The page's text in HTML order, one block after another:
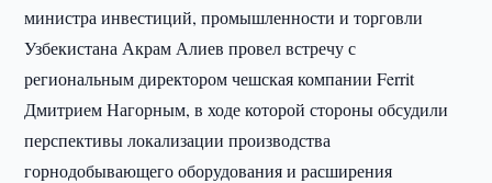
министра инвестиций, промышленности и торговли
Узбекистана Акрам Алиев провел встречу с
региональным директором чешская компании Ferrit
Дмитрием Нагорным, в ходе которой стороны обсудили
перспективы локализации производства
горнодобывающего оборудования и расширения